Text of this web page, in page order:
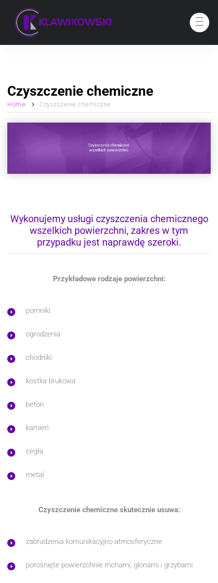
Czyszczenie chemiczne
Home Czyszczenie chemiczne
Wykonujemy usługi czyszczenia chemicznego
wszelkich powierzchni, zakres w tym
przypadku jest naprawdę szeroki.
Przykładowe rodzaje powierzchni:
pomniki
ogrodzenia
chodniki
kostka brukowa
beton
kamień
cegła
metal
Czyszczenie chemiczne skutecznie usuwa:
zabrudzenia komunikacyjno-atmosferyczne
porośnięte powierzchnie mchami, glonami i grzybami